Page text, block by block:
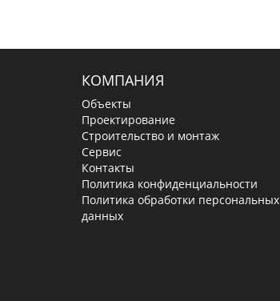
КОМПАНИЯ
Объекты
Проектирование
Строительство и монтаж
Сервис
Контакты
Политика конфиденциальности
Политика обработки персональных
данных